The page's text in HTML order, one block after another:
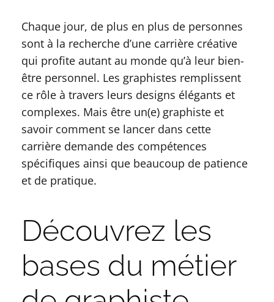
Chaque jour, de plus en plus de personnes
sont à la recherche d’une carrière créative
qui profite autant au monde qu’à leur bien-
être personnel. Les graphistes remplissent
ce rôle à travers leurs designs élégants et
complexes. Mais être un(e) graphiste et
savoir comment se lancer dans cette
carrière demande des compétences
spécifiques ainsi que beaucoup de patience
et de pratique.
Découvrez les
bases du métier